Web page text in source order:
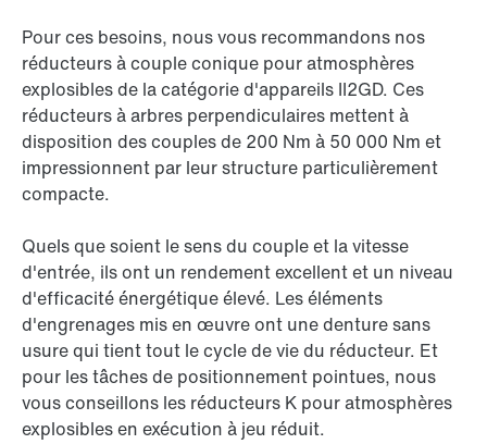
Pour ces besoins, nous vous recommandons nos
réducteurs à couple conique pour atmosphères
explosibles de la catégorie d'appareils II2GD. Ces
réducteurs à arbres perpendiculaires mettent à
disposition des couples de 200 Nm à 50 000 Nm et
impressionnent par leur structure particulièrement
compacte.
Quels que soient le sens du couple et la vitesse
d'entrée, ils ont un rendement excellent et un niveau
d'efficacité énergétique élevé. Les éléments
d'engrenages mis en œuvre ont une denture sans
usure qui tient tout le cycle de vie du réducteur. Et
pour les tâches de positionnement pointues, nous
vous conseillons les réducteurs K pour atmosphères
explosibles en exécution à jeu réduit.